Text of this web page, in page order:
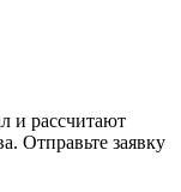
и рассчитают
Отправьте заявку